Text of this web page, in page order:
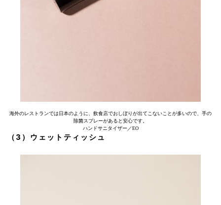
海外のレストランでは日本のように、飲食店でおしぼりが出てこないことが多いので、手の
除菌スプレーがあると安心です。
ハンドサニタイザー／EO
（3）ウェットティッシュ